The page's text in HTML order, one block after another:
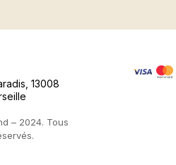
13008
– 2024. Tous